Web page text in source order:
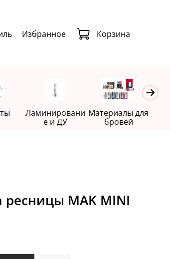
Избранное Корзина
Ламинировани
е и ДУ
Материалы для
бровей
ресницы MAK MINI